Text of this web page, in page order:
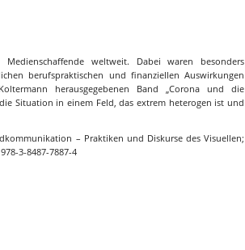
weltweit. Dabei waren besonders
berufspraktischen und finanziellen Auswirkungen
herausgegebenen Band „Corona und die
Situation in einem Feld, das extrem heterogen ist und
– Praktiken und Diskurse des Visuellen;
3-8487-7887-4